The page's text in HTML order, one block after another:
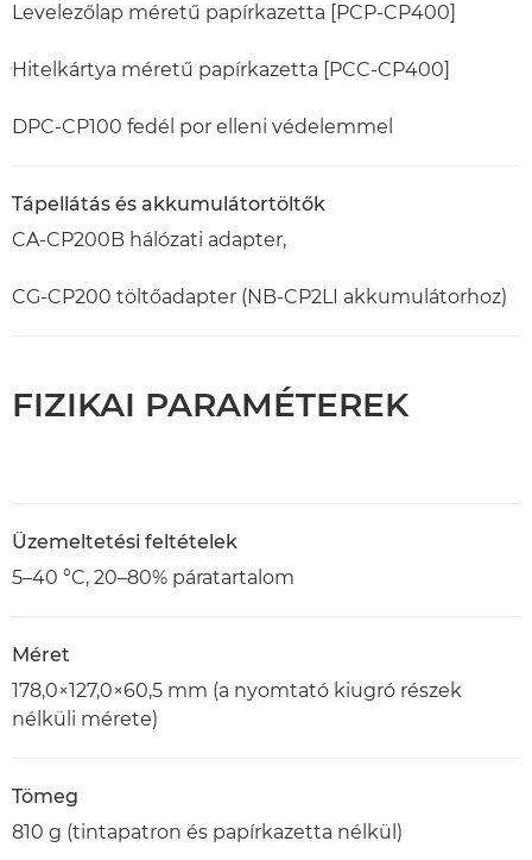
Levelezőlap méretű papírkazetta [PCP-CP400]
Hitelkártya méretű papírkazetta [PCC-CP400]
DPC-CP100 fedél por elleni védelemmel
Tápellátás és akkumulátortöltők
CA-CP200B hálózati adapter,
CG-CP200 töltőadapter (NB-CP2LI akkumulátorhoz)
FIZIKAI PARAMÉTEREK
Üzemeltetési feltételek
5–40 °C, 20–80% páratartalom
Méret
178,0×127,0×60,5 mm (a nyomtató kiugró részek
nélküli mérete)
Tömeg
810 g (tintapatron és papírkazetta nélkül)